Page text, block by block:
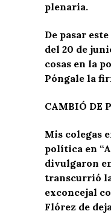
plenaria.
De pasar
del 20 de
cosas en la
Póngale la
CAMBIÓ DE
Mis colegas
política en
divulgaron
transcurrió
exconcejal
Flórez de